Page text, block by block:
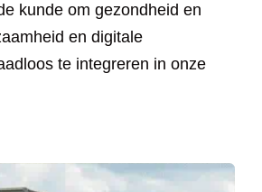
kunde om gezondheid en
en digitale
te integreren in onze